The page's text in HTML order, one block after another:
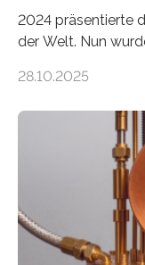
2024 präsentierte
der Welt. Nun
fundamentalen
Messungen
vermutet, weltweit
Atomkern-
einem Team der
internationaler
Der lange
gefunden. Kurz
28.10.2025